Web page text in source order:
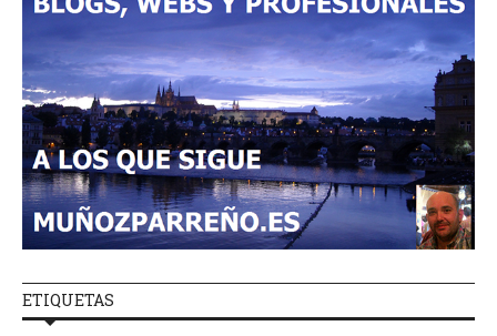
ETIQUETAS